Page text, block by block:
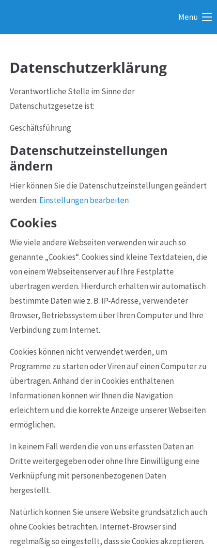
Menu
Datenschutzerklärung
Verantwortliche Stelle im Sinne der
Datenschutzgesetze ist:
Geschäftsführung
Datenschutzeinstellungen
ändern
Hier können Sie die Datenschutzeinstellungen geändert
werden: Einstellungen bearbeiten
Cookies
Wie viele andere Webseiten verwenden wir auch so
genannte „Cookies“. Cookies sind kleine Textdateien, die
von einem Webseitenserver auf Ihre Festplatte
übertragen werden. Hierdurch erhalten wir automatisch
bestimmte Daten wie z. B. IP-Adresse, verwendeter
Browser, Betriebssystem über Ihren Computer und Ihre
Verbindung zum Internet.
Cookies können nicht verwendet werden, um
Programme zu starten oder Viren auf einen Computer zu
übertragen. Anhand der in Cookies enthaltenen
Informationen können wir Ihnen die Navigation
erleichtern und die korrekte Anzeige unserer Webseiten
ermöglichen.
In keinem Fall werden die von uns erfassten Daten an
Dritte weitergegeben oder ohne Ihre Einwilligung eine
Verknüpfung mit personenbezogenen Daten
hergestellt.
Natürlich können Sie unsere Website grundsätzlich auch
ohne Cookies betrachten. Internet-Browser sind
regelmäßig so eingestellt, dass sie Cookies akzeptieren.